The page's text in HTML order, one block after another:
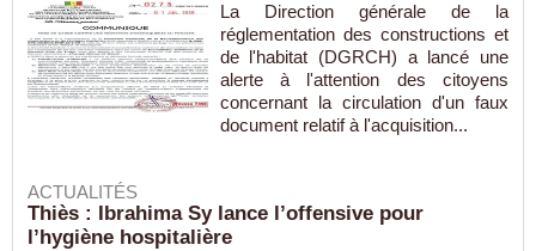
La Direction générale de la
réglementation des constructions et
de l'habitat (DGRCH) a lancé une
alerte à l'attention des citoyens
concernant la circulation d'un faux
document relatif à l'acquisition...
ACTUALITÉS
Thiès : Ibrahima Sy lance l’offensive pour
l’hygiène hospitalière